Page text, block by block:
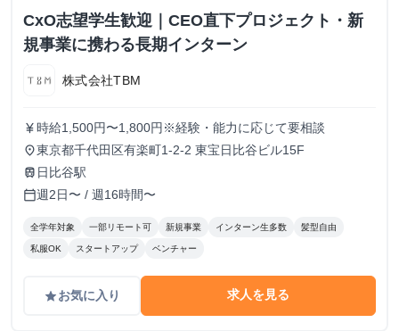
CxO志望学生歓迎｜CEO直下プロジェクト・新
規事業に携わる長期インターン
株式会社TBM
currency_yen 時給1,500円〜1,800円※経験・能力に応じて要相談
place東京都千代田区有楽町1-2-2 東宝日比谷ビル15F
train 日比谷駅
calendar_today週2日〜 / 週16時間〜
全学年対象 一部リモート可 新規事業 インターン生多数 髪型自由
私服OK スタートアップ ベンチャー
gradeお気に入り 求人を見る